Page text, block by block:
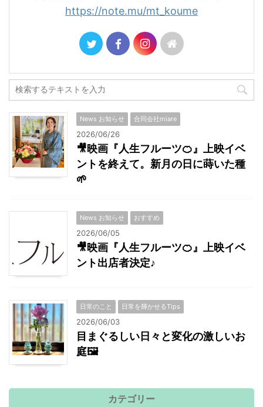
https://note.mu/mt_koume
News お知らせ 合同会社miare
2026/06/26
🎥映画『人生フルーツ🍊』上映イベ
ントを終えて。新月の日に蒔いた種
🌱
News お知らせ おすすめ
2026/06/05
🎥映画『人生フルーツ🍊』上映イベ
ント出店者決定♪
日常のこと 日常を輝かせるTips
2026/06/03
目まぐるしい日々と変化の激しいお
庭🖼
カテゴリー